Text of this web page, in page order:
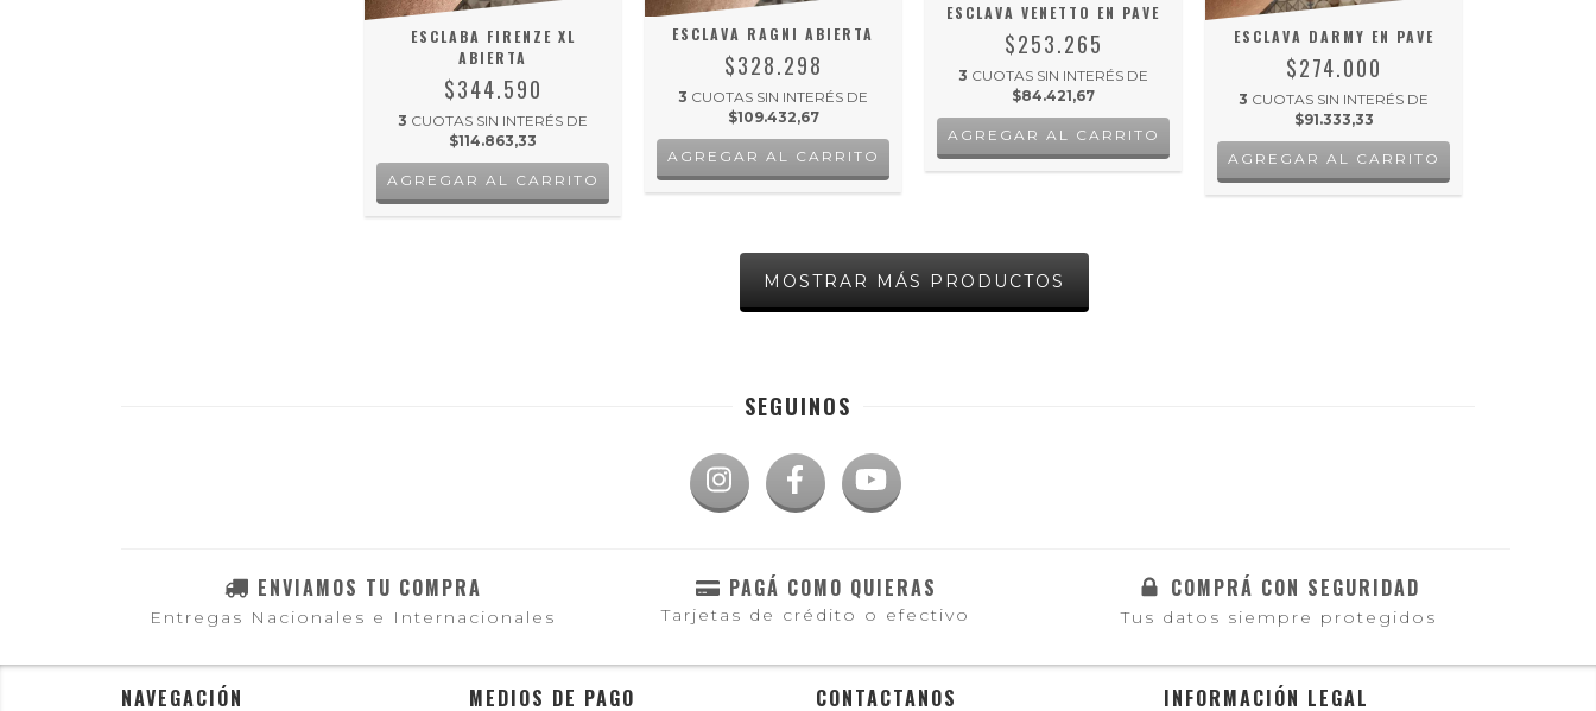
ESCLABA FIRENZE XL
ABIERTA
$344.590
3 CUOTAS SIN INTERÉS DE
$114.863,33
ESCLAVA RAGNI ABIERTA
$328.298
3 CUOTAS SIN INTERÉS DE
$109.432,67
ESCLAVA VENETTO EN PAVE
$253.265
3 CUOTAS SIN INTERÉS DE
$84.421,67
ESCLAVA DARMY EN PAVE
$274.000
3 CUOTAS SIN INTERÉS DE
$91.333,33
MOSTRAR MÁS PRODUCTOS
SEGUINOS
ENVIAMOS TU COMPRA
Entregas Nacionales e Internacionales
PAGÁ COMO QUIERAS
Tarjetas de crédito o efectivo
COMPRÁ CON SEGURIDAD
Tus datos siempre protegidos
NAVEGACIÓN MEDIOS DE PAGO CONTACTANOS INFORMACIÓN LEGAL